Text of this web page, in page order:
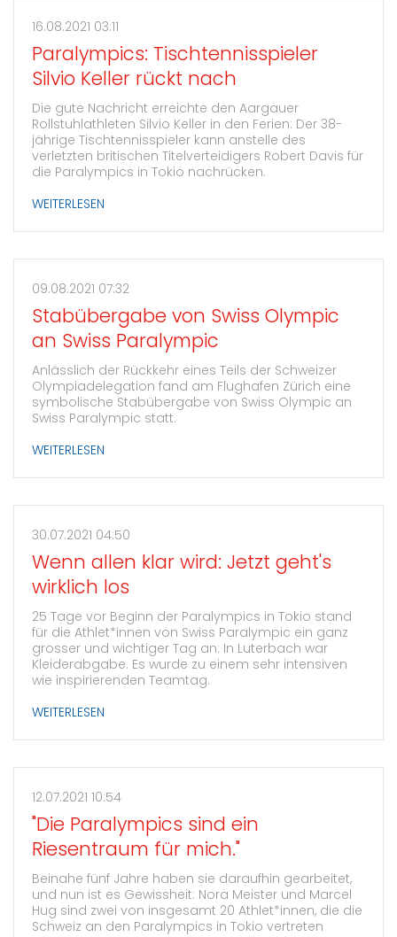
16.08.2021 03:11
Paralympics: Tischtennisspieler
Silvio Keller rückt nach
Die gute Nachricht erreichte den Aargauer
Rollstuhlathleten Silvio Keller in den Ferien: Der 38-
jährige Tischtennisspieler kann anstelle des
verletzten britischen Titelverteidigers Robert Davis für
die Paralympics in Tokio nachrücken.
WEITERLESEN
09.08.2021 07:32
Stabübergabe von Swiss Olympic
an Swiss Paralympic
Anlässlich der Rückkehr eines Teils der Schweizer
Olympiadelegation fand am Flughafen Zürich eine
symbolische Stabübergabe von Swiss Olympic an
Swiss Paralympic statt.
WEITERLESEN
30.07.2021 04:50
Wenn allen klar wird: Jetzt geht's
wirklich los
25 Tage vor Beginn der Paralympics in Tokio stand
für die Athlet*innen von Swiss Paralympic ein ganz
grosser und wichtiger Tag an: In Luterbach war
Kleiderabgabe. Es wurde zu einem sehr intensiven
wie inspirierenden Teamtag.
WEITERLESEN
12.07.2021 10:54
"Die Paralympics sind ein
Riesentraum für mich."
Beinahe fünf Jahre haben sie daraufhin gearbeitet,
und nun ist es Gewissheit: Nora Meister und Marcel
Hug sind zwei von insgesamt 20 Athlet*innen, die die
Schweiz an den Paralympics in Tokio vertreten